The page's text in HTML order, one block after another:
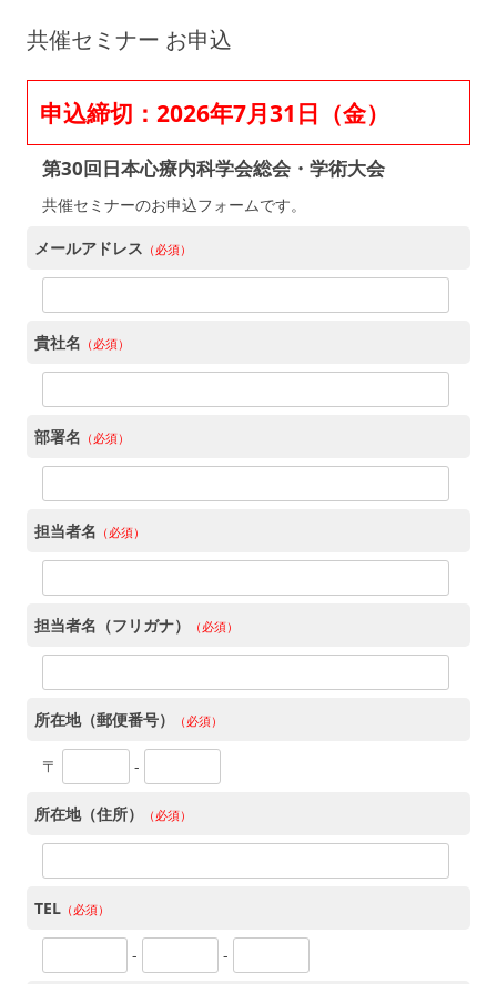
テ
ン
へ
プ
共催セミナー お申込
申込締切：2026年7月31日（金）
第30回日本心療内科学会総会・学術大会
共催セミナーのお申込フォームです。
メールアドレス （必須）
貴社名 （必須）
部署名 （必須）
担当者名 （必須）
担当者名（フリガナ） （必須）
所在地（郵便番号） （必須）
〒 -
所在地（住所） （必須）
TEL （必須）
- -